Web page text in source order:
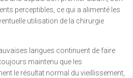
perceptibles, ce qui a alimenté les
utilisation de la chirurgie
langues continuent de faire
maintenu que les
le résultat normal du vieillissement,